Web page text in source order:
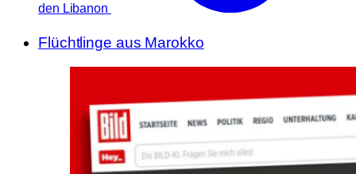
den Libanon
Flüchtlinge aus Marokko